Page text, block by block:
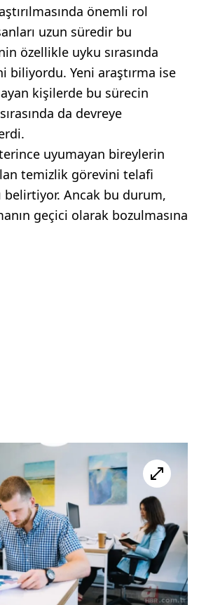
önemli rol
uzun süredir bu
özellikle uyku sırasında
biliyordu. Yeni araştırma ise
kişilerde bu sürecin
da devreye
uyumayan bireylerin
temizlik görevini telafi
belirtiyor. Ancak bu durum,
geçici olarak bozulmasına